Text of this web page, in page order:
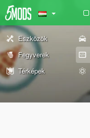
Eszközök
Fegyverek
Térképek